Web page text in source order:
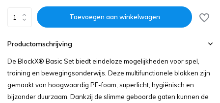
Toevoegen aan winkelwagen
Productomschrijving
De BlockX® Basic Set biedt eindeloze mogelijkheden voor spel,
training en bewegingsonderwijs. Deze multifunctionele blokken zijn
gemaakt van hoogwaardig PE-foam, superlicht, hygiënisch en
bijzonder duurzaam. Dankzij de slimme geboorde gaten kunnen de